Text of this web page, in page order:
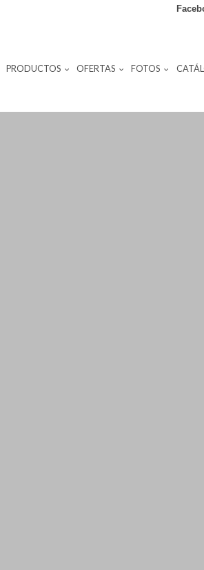
PRODUCTOS OFERTAS FOTOS